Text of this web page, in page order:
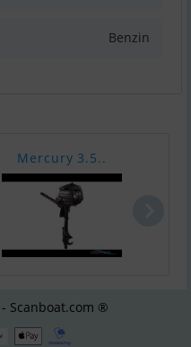
Benzin
Mercury 3.5..
Scanboat.com ®